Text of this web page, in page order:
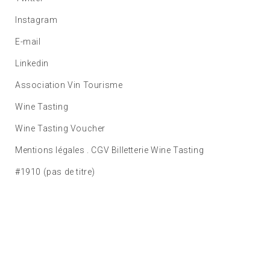
Instagram
E-mail
Linkedin
Association Vin Tourisme
Wine Tasting
Wine Tasting Voucher
Mentions légales . CGV Billetterie Wine Tasting
#1910 (pas de titre)